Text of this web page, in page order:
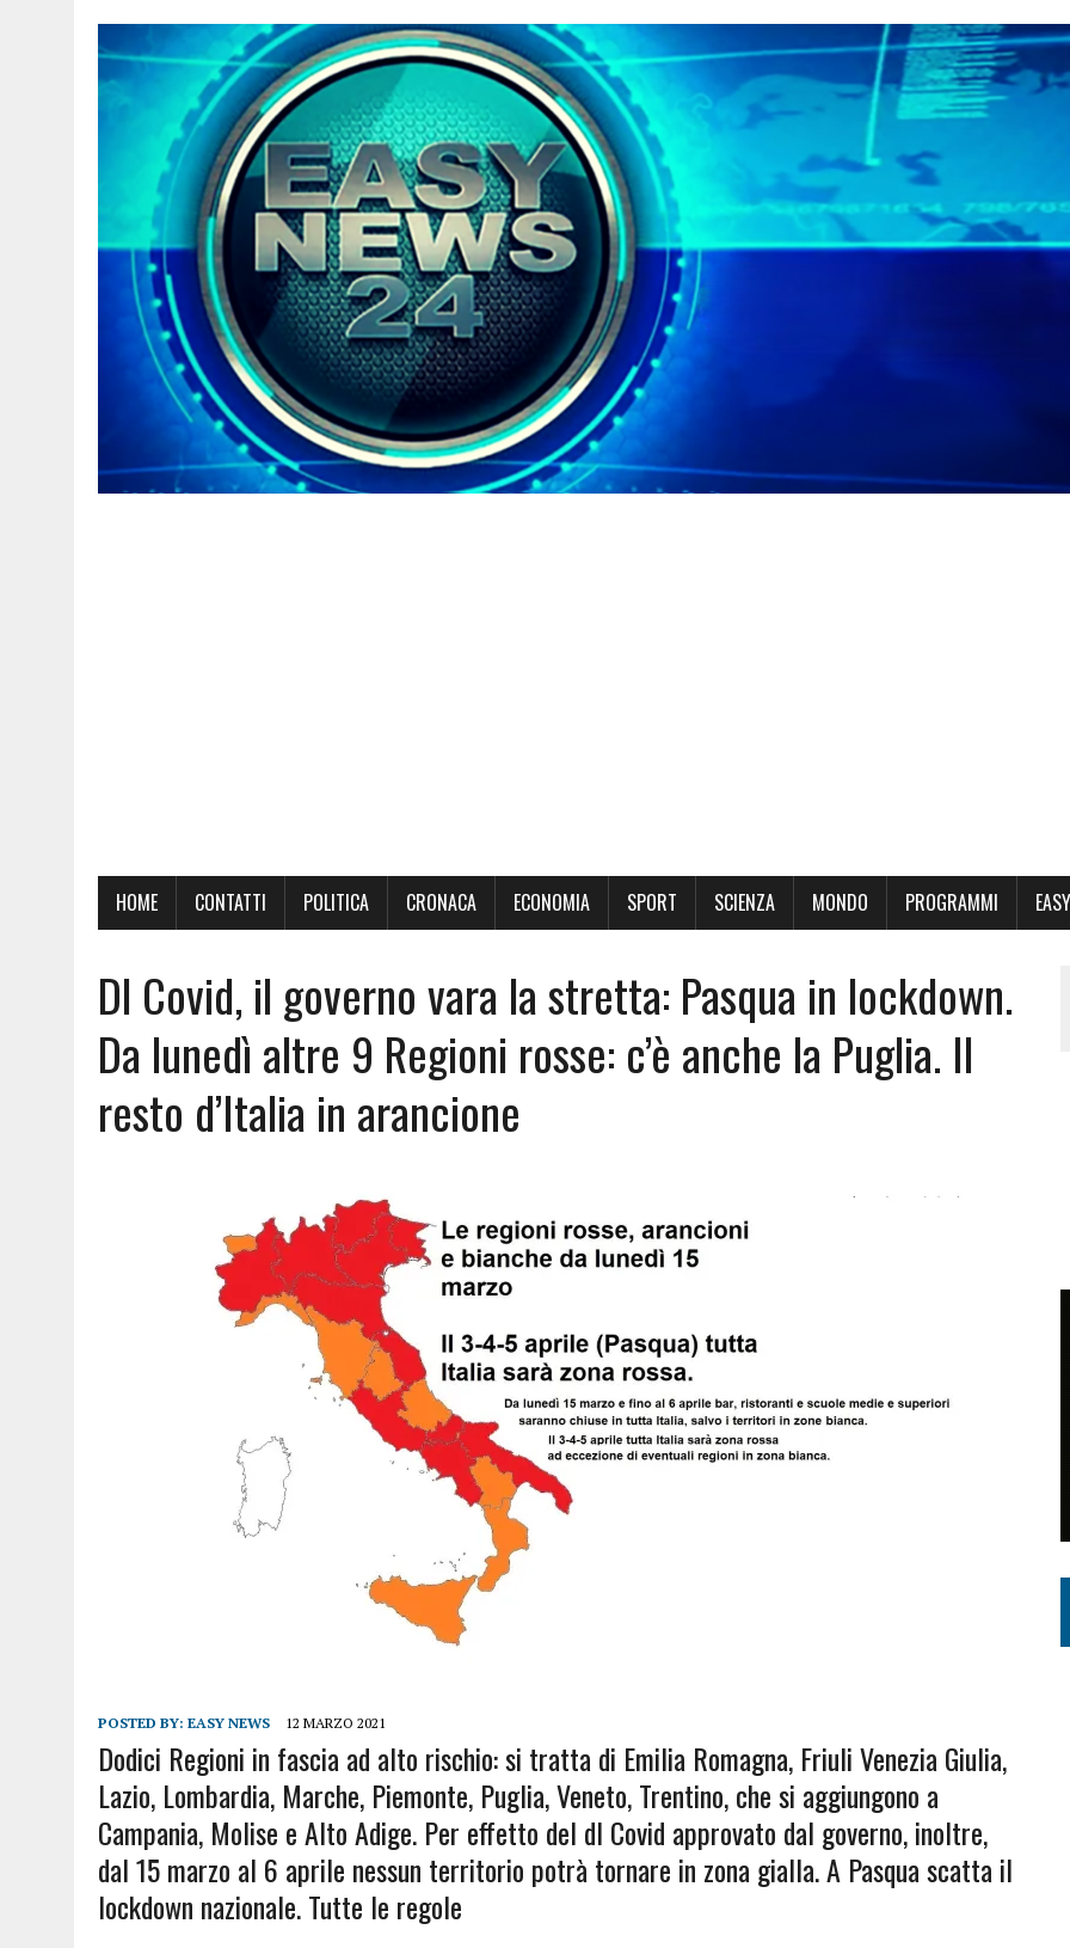
HOME CONTATTI POLITICA CRONACA ECONOMIA SPORT SCIENZA MONDO PROGRAMMI
Dl Covid, il governo vara la stretta: Pasqua in lockdown.
Da lunedì altre 9 Regioni rosse: c’è anche la Puglia. Il
resto d’Italia in arancione
POSTED BY: EASY NEWS 12 MARZO 2021
Dodici Regioni in fascia ad alto rischio: si tratta di Emilia Romagna, Friuli Venezia Giulia,
Lazio, Lombardia, Marche, Piemonte, Puglia, Veneto, Trentino, che si aggiungono a
Campania, Molise e Alto Adige. Per effetto del dl Covid approvato dal governo, inoltre,
dal 15 marzo al 6 aprile nessun territorio potrà tornare in zona gialla. A Pasqua scatta il
lockdown nazionale. Tutte le regole